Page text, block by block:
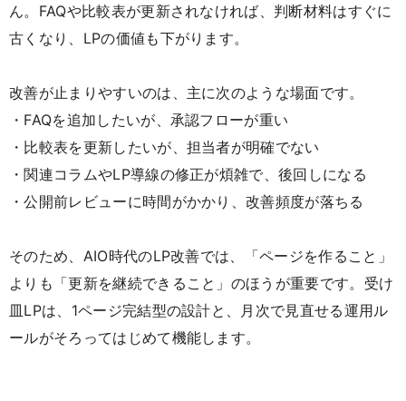
ん。FAQや比較表が更新されなければ、判断材料はすぐに
古くなり、LPの価値も下がります。
改善が止まりやすいのは、主に次のような場面です。
・FAQを追加したいが、承認フローが重い
・比較表を更新したいが、担当者が明確でない
・関連コラムやLP導線の修正が煩雑で、後回しになる
・公開前レビューに時間がかかり、改善頻度が落ちる
そのため、AIO時代のLP改善では、「ページを作ること」
よりも「更新を継続できること」のほうが重要です。受け
皿LPは、1ページ完結型の設計と、月次で見直せる運用ル
ールがそろってはじめて機能します。